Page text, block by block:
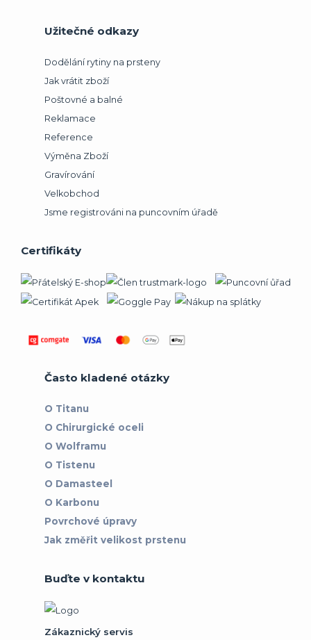
Užitečné odkazy
Dodělání rytiny na prsteny
Jak vrátit zboží
Poštovné a balné
Reklamace
Reference
Výměna Zboží
Gravírování
Velkobchod
Jsme registrováni na puncovním úřadě
Certifikáty
Často kladené otázky
O Titanu
O Chirurgické oceli
O Wolframu
O Tistenu
O Damasteel
O Karbonu
Povrchové úpravy
Jak změřit velikost prstenu
Buďte v kontaktu
Zákaznický servis